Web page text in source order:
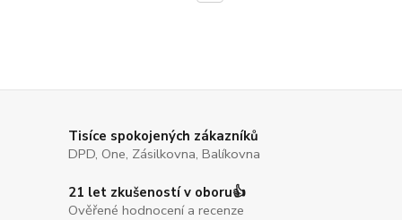
Tisíce spokojených zákazníků
DPD, One, Zásilkovna, Balíkovna
21 let zkušeností v oboru👍
Ověřené hodnocení a recenze